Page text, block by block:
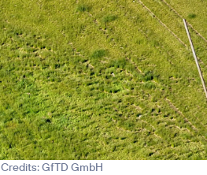
Credits: GfTD GmbH